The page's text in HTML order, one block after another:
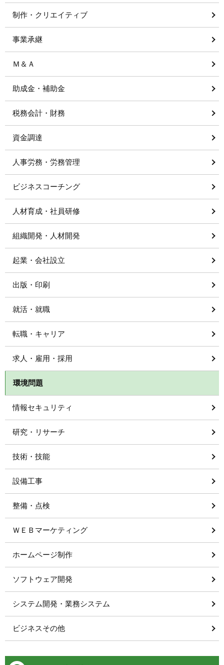
制作・クリエイティブ
事業承継
Ｍ＆Ａ
助成金・補助金
税務会計・財務
資金調達
人事労務・労務管理
ビジネスコーチング
人材育成・社員研修
組織開発・人材開発
起業・会社設立
出版・印刷
就活・就職
転職・キャリア
求人・雇用・採用
環境問題
情報セキュリティ
研究・リサーチ
技術・技能
設備工事
整備・点検
ＷＥＢマーケティング
ホームページ制作
ソフトウェア開発
システム開発・業務システム
ビジネスその他